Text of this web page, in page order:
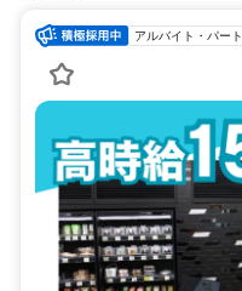
アルバイト・パート